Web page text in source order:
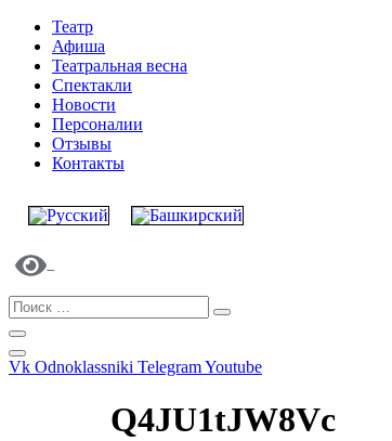
Театр
Афиша
Театральная весна
Спектакли
Новости
Персоналии
Отзывы
Контакты
Vk Odnoklassniki TelegramYoutube
Q4JU1tJW8Vc